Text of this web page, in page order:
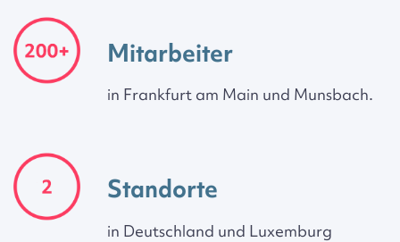
Mitarbeiter
in Frankfurt am Main und Munsbach.
Standorte
in Deutschland und Luxemburg